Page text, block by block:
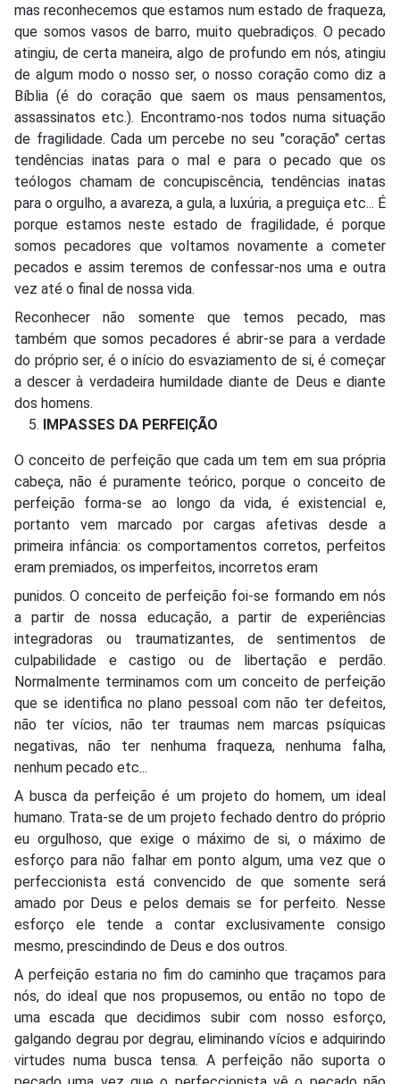
mas reconhecemos que estamos num estado de fraqueza,
que somos vasos de barro, muito quebradiços. O pecado
atingiu, de certa maneira, algo de profundo em nós, atingiu
de algum modo o nosso ser, o nosso coração como diz a
Bíblia (é do coração que saem os maus pensamentos,
assassinatos etc.). Encontramo-nos todos numa situação
de fragilidade. Cada um percebe no seu "coração" certas
tendências inatas para o mal e para o pecado que os
teólogos chamam de concupiscência, tendências inatas
para o orgulho, a avareza, a gula, a luxúria, a preguiça etc... É
porque estamos neste estado de fragilidade, é porque
somos pecadores que voltamos novamente a cometer
pecados e assim teremos de confessar-nos uma e outra
vez até o final de nossa vida.
Reconhecer não somente que temos pecado, mas
também que somos pecadores é abrir-se para a verdade
do próprio ser, é o início do esvaziamento de si, é começar
a descer à verdadeira humildade diante de Deus e diante
dos homens.
IMPASSES DA PERFEIÇÃO
O conceito de perfeição que cada um tem em sua própria
cabeça, não é puramente teórico, porque o conceito de
perfeição forma-se ao longo da vida, é existencial e,
portanto vem marcado por cargas afetivas desde a
primeira infância: os comportamentos corretos, perfeitos
eram premiados, os imperfeitos, incorretos eram
punidos. O conceito de perfeição foi-se formando em nós
a partir de nossa educação, a partir de experiências
integradoras ou traumatizantes, de sentimentos de
culpabilidade e castigo ou de libertação e perdão.
Normalmente terminamos com um conceito de perfeição
que se identifica no plano pessoal com não ter defeitos,
não ter vícios, não ter traumas nem marcas psíquicas
negativas, não ter nenhuma fraqueza, nenhuma falha,
nenhum pecado etc...
A busca da perfeição é um projeto do homem, um ideal
humano. Trata-se de um projeto fechado dentro do próprio
eu orgulhoso, que exige o máximo de si, o máximo de
esforço para não falhar em ponto algum, uma vez que o
perfeccionista está convencido de que somente será
amado por Deus e pelos demais se for perfeito. Nesse
esforço ele tende a contar exclusivamente consigo
mesmo, prescindindo de Deus e dos outros.
A perfeição estaria no fim do caminho que traçamos para
nós, do ideal que nos propusemos, ou então no topo de
uma escada que decidimos subir com nosso esforço,
galgando degrau por degrau, eliminando vícios e adquirindo
virtudes numa busca tensa. A perfeição não suporta o